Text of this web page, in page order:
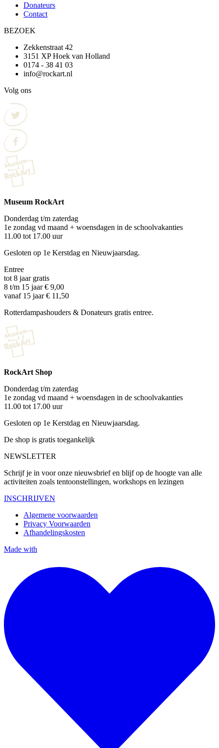
Donateurs
Contact
BEZOEK
Zekkenstraat 42
3151 XP Hoek van Holland
0174 - 38 41 03
info@rockart.nl
Volg ons
Museum RockArt
Donderdag t/m zaterdag
1e zondag vd maand + woensdagen in de schoolvakanties
11.00 tot 17.00 uur
Gesloten op 1e Kerstdag en Nieuwjaarsdag.
Entree
tot 8 jaar gratis
8 t/m 15 jaar € 9,00
vanaf 15 jaar € 11,50
Rotterdampashouders & Donateurs gratis entree.
RockArt Shop
Donderdag t/m zaterdag
1e zondag vd maand + woensdagen in de schoolvakanties
11.00 tot 17.00 uur
Gesloten op 1e Kerstdag en Nieuwjaarsdag.
De shop is gratis toegankelijk
NEWSLETTER
Schrijf je in voor onze nieuwsbrief en blijf op de hoogte van alle
activiteiten zoals tentoonstellingen, workshops en lezingen
INSCHRIJVEN
Algemene voorwaarden
Privacy Voorwaarden
Afhandelingskosten
Made with